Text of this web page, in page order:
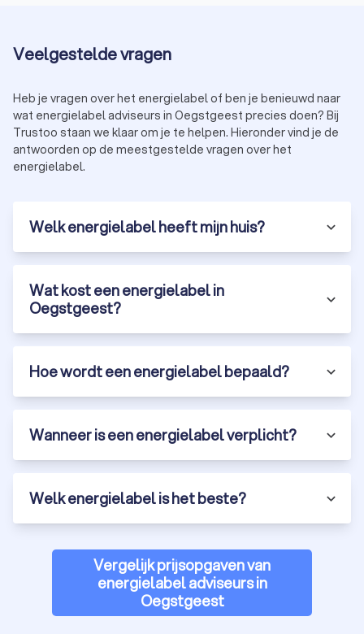
Veelgestelde vragen
Heb je vragen over het energielabel of ben je benieuwd naar
wat energielabel adviseurs in Oegstgeest precies doen? Bij
Trustoo staan we klaar om je te helpen. Hieronder vind je de
antwoorden op de meestgestelde vragen over het
energielabel.
Welk energielabel heeft mijn huis?
Wat kost een energielabel in
Oegstgeest?
Hoe wordt een energielabel bepaald?
Wanneer is een energielabel verplicht?
Welk energielabel is het beste?
Vergelijk prijsopgaven van
energielabel adviseurs in
Oegstgeest